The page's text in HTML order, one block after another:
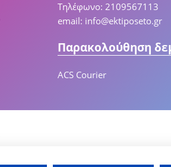
Τηλέφωνο: 2109567113
email: info@ektiposeto.gr
Παρακολούθηση
ACS Courier